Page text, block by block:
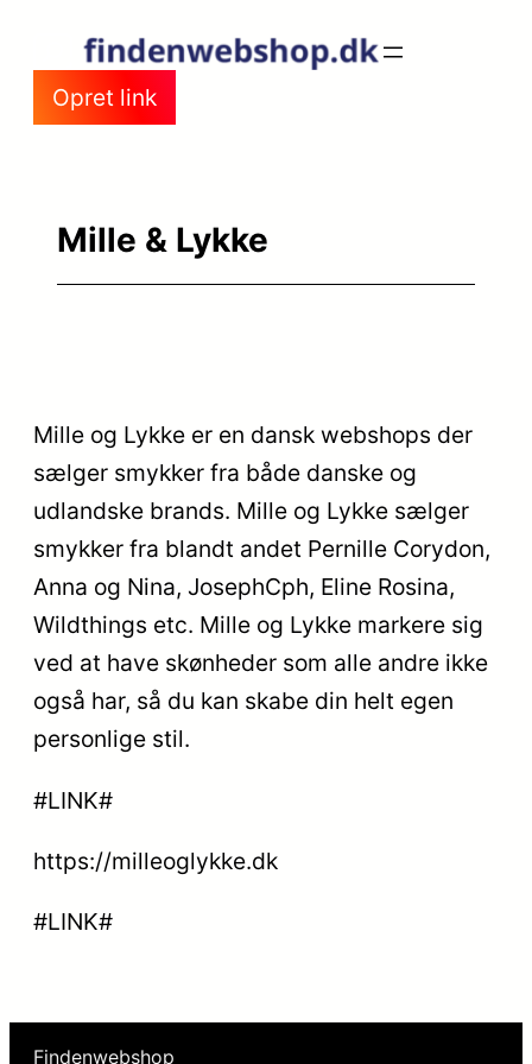
indholdOpret link
Mille & Lykke
Mille og Lykke er en dansk webshops der
sælger smykker fra både danske og
udlandske brands. Mille og Lykke sælger
smykker fra blandt andet Pernille Corydon,
Anna og Nina, JosephCph, Eline Rosina,
Wildthings etc. Mille og Lykke markere sig
ved at have skønheder som alle andre ikke
også har, så du kan skabe din helt egen
personlige stil.
#LINK#
https://milleoglykke.dk
#LINK#
Findenwebshop